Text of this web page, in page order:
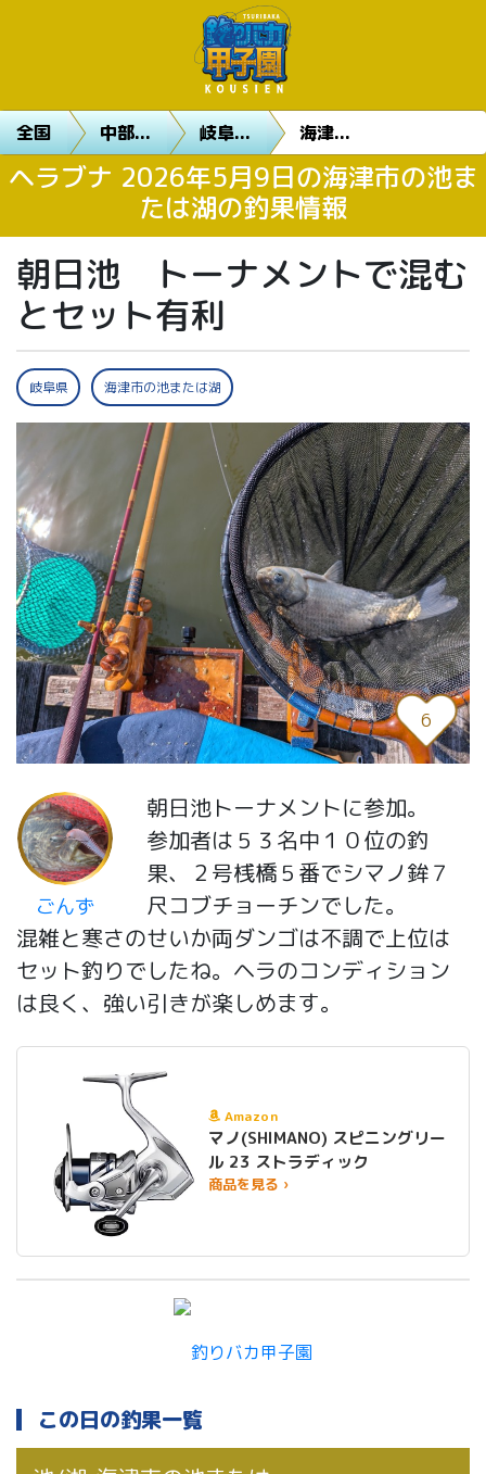
全国 中部... 岐阜... 海津...
ヘラブナ 2026年5月9日の海津市の池ま
たは湖の釣果情報
朝日池 トーナメントで混む
とセット有利
岐阜県 海津市の池または湖
6
ごんず
朝日池トーナメントに参加。
参加者は５３名中１０位の釣
果、２号桟橋５番でシマノ鉾７
尺コブチョーチンでした。
混雑と寒さのせいか両ダンゴは不調で上位は
セット釣りでしたね。ヘラのコンディション
は良く、強い引きが楽しめます。
Amazon
マノ(SHIMANO) スピニングリー
ル 23 ストラディック
商品を見る ›
この日の釣果一覧